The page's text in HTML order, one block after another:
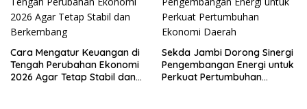
Cara Mengatur Keuangan di
Tengah Perubahan Ekonomi
2026 Agar Tetap Stabil dan
Sekda Jambi Dorong Sinergi
Pengembangan Energi untuk
Perkuat Pertumbuhan